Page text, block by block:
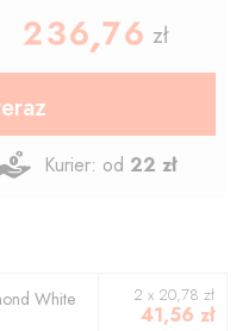
, zł
Kurier: od 22 zł
White
2 x 20,78 zł
41,56 zł